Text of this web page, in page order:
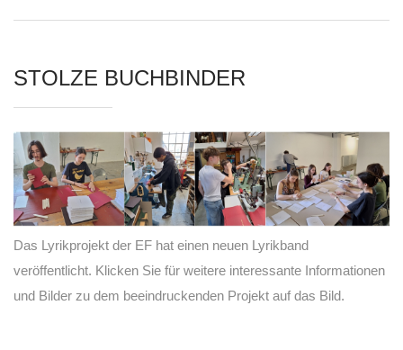
STOLZE BUCHBINDER
Das Lyrikprojekt der EF hat einen neuen Lyrikband
veröffentlicht. Klicken Sie für weitere interessante Informationen
und Bilder zu dem beeindruckenden Projekt auf das Bild.